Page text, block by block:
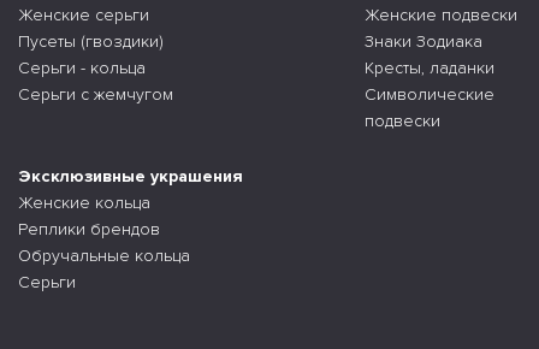
Женские серьги
Пусеты (гвоздики)
Серьги - кольца
Серьги с жемчугом
Женские подвески
Знаки Зодиака
Кресты, ладанки
Символические
подвески
Эксклюзивные украшения
Женские кольца
Реплики брендов
Обручальные кольца
Серьги